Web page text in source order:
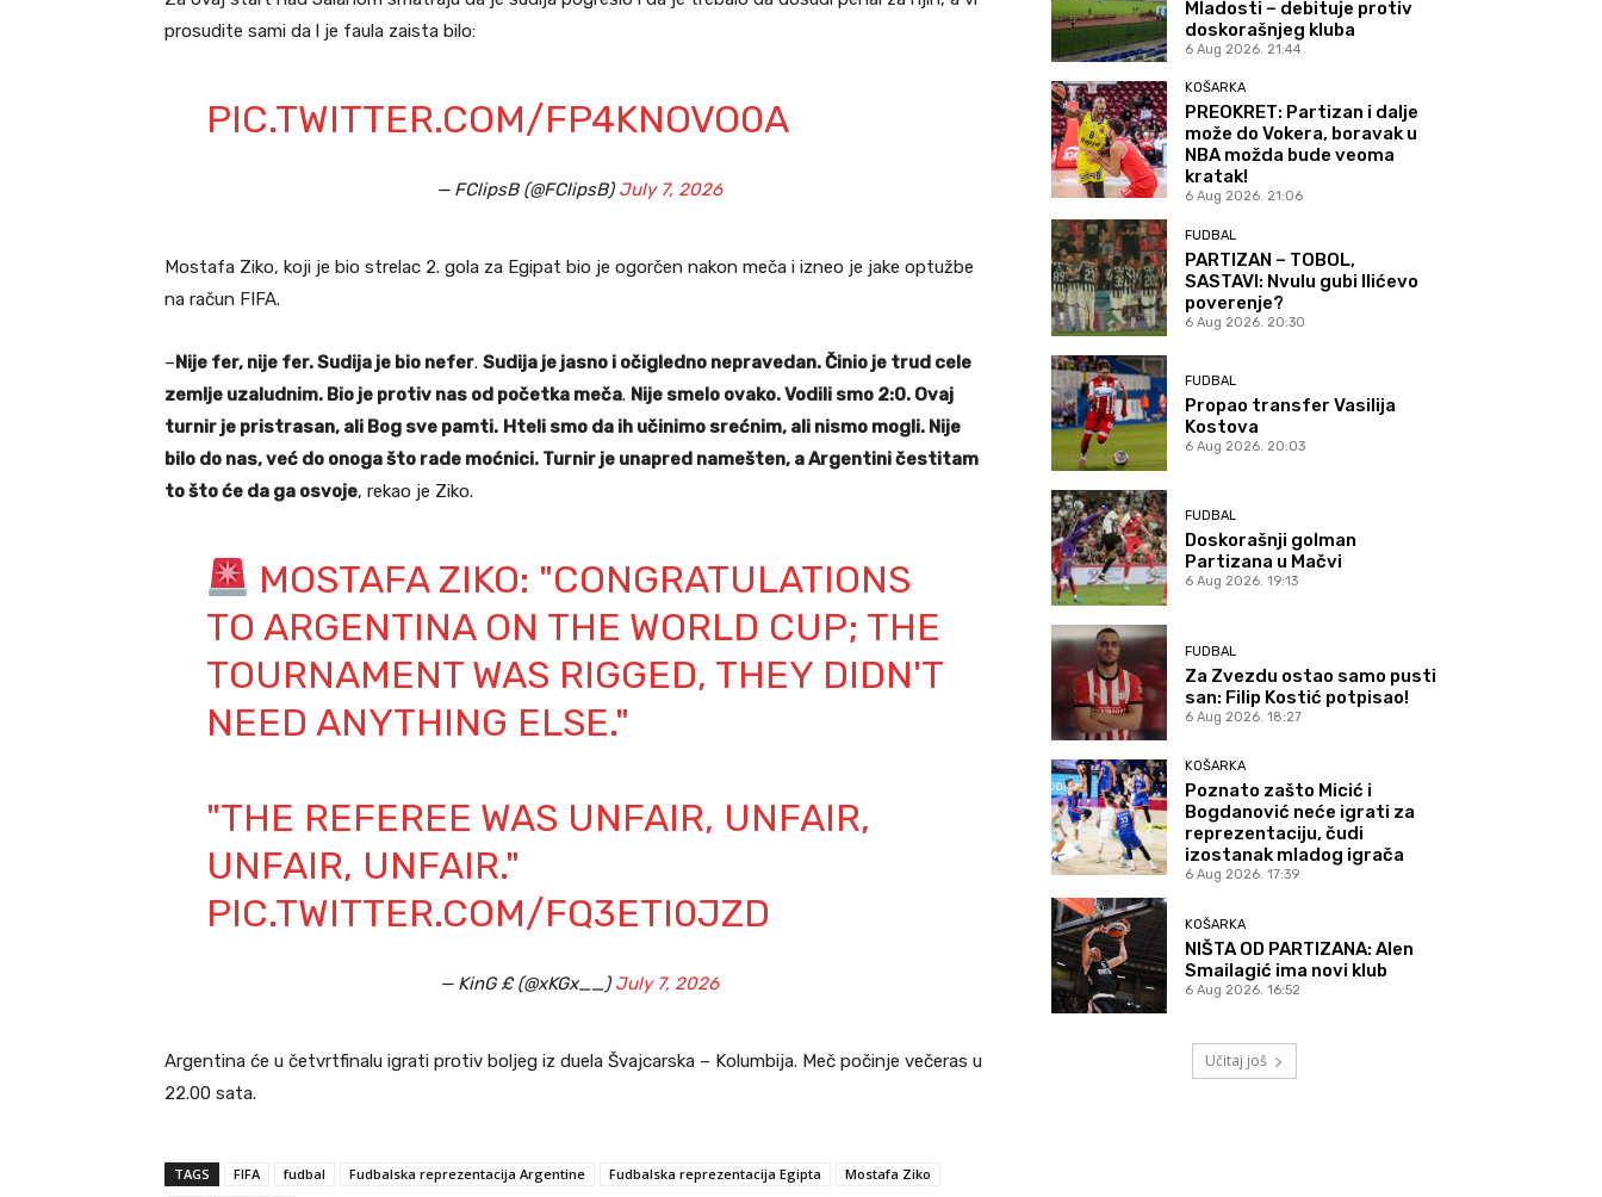
prosudite sami da l je faula zaista bilo:
PIC.TWITTER.COM/FP4KNOVO0A
— FClipsB (@FClipsB) July 7, 2026
Mostafa Ziko, koji je bio strelac 2. gola za Egipat bio je ogorčen nakon meča i izneo je jake optužbe
na račun FIFA.
–Nije fer, nije fer. Sudija je bio nefer. Sudija je jasno i očigledno nepravedan. Činio je trud cele
zemlje uzaludnim. Bio je protiv nas od početka meča. Nije smelo ovako. Vodili smo 2:0. Ovaj
turnir je pristrasan, ali Bog sve pamti. Hteli smo da ih učinimo srećnim, ali nismo mogli. Nije
bilo do nas, već do onoga što rade moćnici. Turnir je unapred namešten, a Argentini čestitam
to što će da ga osvoje, rekao je Ziko.
MOSTAFA ZIKO: "CONGRATULATIONS
TO ARGENTINA ON THE WORLD CUP; THE
TOURNAMENT WAS RIGGED, THEY DIDN'T
NEED ANYTHING ELSE."
"THE REFEREE WAS UNFAIR, UNFAIR,
UNFAIR, UNFAIR."
PIC.TWITTER.COM/FQ3ETI0JZD
— KinG £ (@xKGx__) July 7, 2026
Argentina će u četvrtfinalu igrati protiv boljeg iz duela Švajcarska – Kolumbija. Meč počinje večeras u
22.00 sata.
TAGS FIFA fudbal Fudbalska reprezentacija Argentine Fudbalska reprezentacija Egipta
Mostafa Ziko
Mladosti – debituje protiv
doskorašnjeg kluba
6 Aug 2026. 21:44
KOŠARKA
PREOKRET: Partizan i dalje
može do Vokera, boravak u
NBA možda bude veoma
kratak!
6 Aug 2026. 21:06
FUDBAL
PARTIZAN – TOBOL,
SASTAVI: Nvulu gubi Ilićevo
poverenje?
6 Aug 2026. 20:30
FUDBAL
Propao transfer Vasilija
Kostova
6 Aug 2026. 20:03
FUDBAL
Doskorašnji golman
Partizana u Mačvi
6 Aug 2026. 19:13
FUDBAL
Za Zvezdu ostao samo pusti
san: Filip Kostić potpisao!
6 Aug 2026. 18:27
KOŠARKA
Poznato zašto Micić i
Bogdanović neće igrati za
reprezentaciju, čudi
izostanak mladog igrača
6 Aug 2026. 17:39
KOŠARKA
NIŠTA OD PARTIZANA: Alen
Smailagić ima novi klub
6 Aug 2026. 16:52
Učitaj još